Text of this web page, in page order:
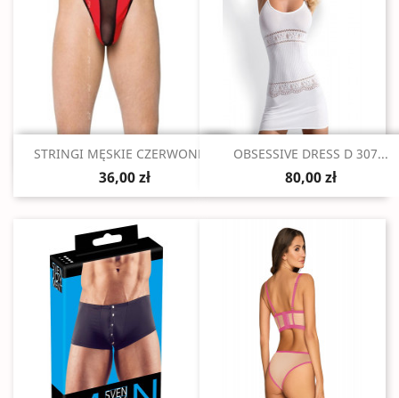
Szybki podgląd
STRINGI MĘSKIE CZERWONE...
36,00 zł
Szybki podgląd
OBSESSIVE DRESS D 307...
80,00 zł